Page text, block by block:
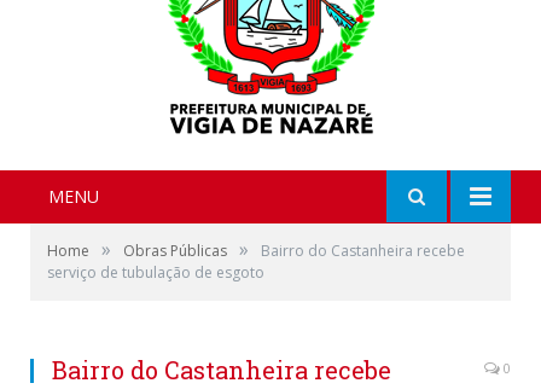
MENU
Home » Obras Públicas »
Bairro do Castanheira recebe
serviço de tubulação de esgoto
Bairro do Castanheira recebe
0